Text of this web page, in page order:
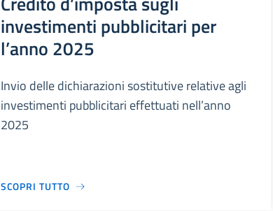
investimenti pubblicitari per
l’anno 2025
Invio delle dichiarazioni sostitutive relative agli
investimenti pubblicitari effettuati nell’anno
2025
SCOPRI TUTTO